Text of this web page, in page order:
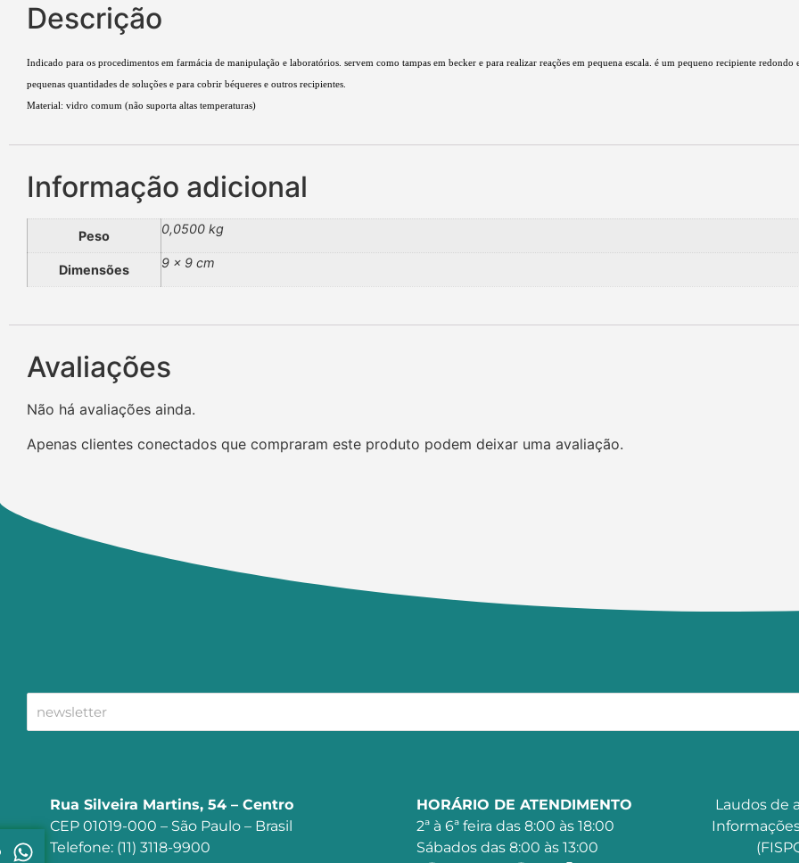
Descrição
Indicado para os procedimentos em farmácia de manipulação e laboratórios. servem como tampas em becker e para realizar reações em pequena escala. é um pequeno recipiente
pequenas quantidades de soluções e para cobrir béqueres e outros recipientes.
Material: vidro comum (não suporta altas temperaturas)
Informação adicional
Peso 0,0500 kg
Dimensões 9 × 9 cm
Avaliações
Não há avaliações ainda.
Apenas clientes conectados que compraram este produto podem deixar uma avaliação.
Rua Silveira Martins, 54 – Centro
CEP 01019-000 – São Paulo – Brasil
Telefone: (11) 3118-9900
HORÁRIO DE ATENDIMENTO
2ª à 6ª feira das 8:00 às 18:00
Sábados das 8:00 às 13:00
Laudos de